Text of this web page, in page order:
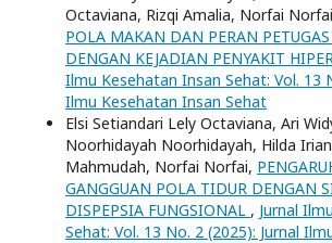
Octaviana, Rizqi Amalia, Norfai
POLA MAKAN DAN PERAN PETUGAS
DENGAN KEJADIAN PENYAKIT
Ilmu Kesehatan Insan Sehat: Vol. 13
Ilmu Kesehatan Insan Sehat
Elsi Setiandari Lely Octaviana, Ari
Noorhidayah Noorhidayah, Hilda
Mahmudah, Norfai Norfai,
GANGGUAN POLA TIDUR DENGAN
DISPEPSIA FUNGSIONAL , Jurnal
Sehat: Vol. 13 No. 2 (2025): Jurnal